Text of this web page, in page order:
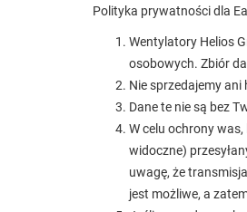
Polityka prywatności dla
Wentylatory Helios
osobowych. Zbiór
Nie sprzedajemy
Dane te nie są bez
W celu ochrony
widoczne)
uwagę, że
jest możliwe, a